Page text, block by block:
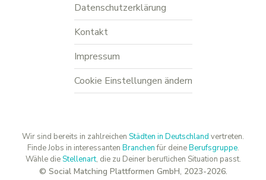
Datenschutzerklärung
Kontakt
Impressum
Cookie Einstellungen ändern
Wir sind bereits in zahlreichen Städten in Deutschland vertreten.
Finde Jobs in interessanten Branchenfür deineBerufsgruppe.
Wähle dieStellenart, die zu Deiner beruflichen Situation passt.
© Social Matching Plattformen GmbH, 2023-2026.